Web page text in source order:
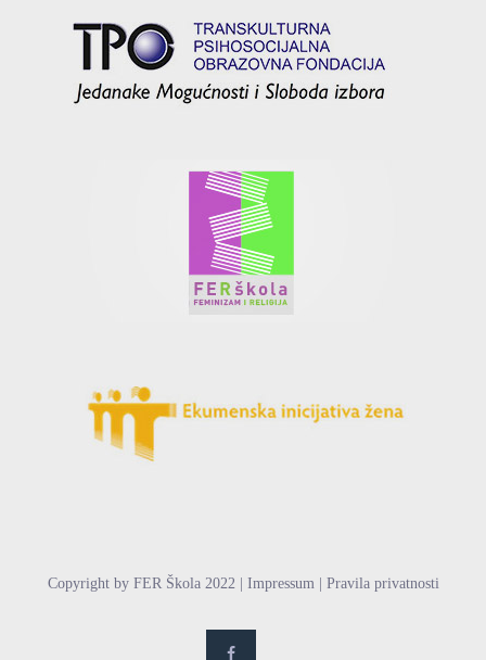
Copyright by FER Škola 2022 | Impressum | Pravila privatnosti